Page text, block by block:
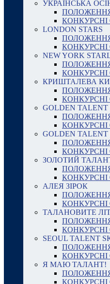
УКРАЇНСЬКА
КОНКУРСНІ
LONDON STARS
КОНКУРСНІ
NEW YORK
КОНКУРСНІ
КРИШТАЛЕВА
КОНКУРСНІ
GOLDEN TALENT
КОНКУРСНІ
GOLDEN TALENT
КОНКУРСНІ
ЗОЛОТИЙ
КОНКУРСНІ
АЛЕЯ ЗІРОК
КОНКУРСНІ
ТАЛАНОВИТЕ
КОНКУРСНІ
SEOUL TALENT
КОНКУРСНІ
Я МАЮ ТАЛАНТ!
КОНКУРСНІ